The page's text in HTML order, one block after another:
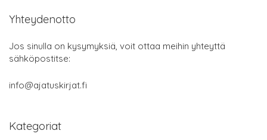
Yhteydenotto
Jos sinulla on kysymyksiä, voit ottaa meihin yhteyttä
sähköpostitse:
info@ajatuskirjat.fi
Kategoriat